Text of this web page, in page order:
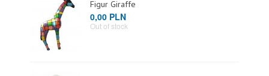
Figur Giraffe
0,00 PLN
Out of stock